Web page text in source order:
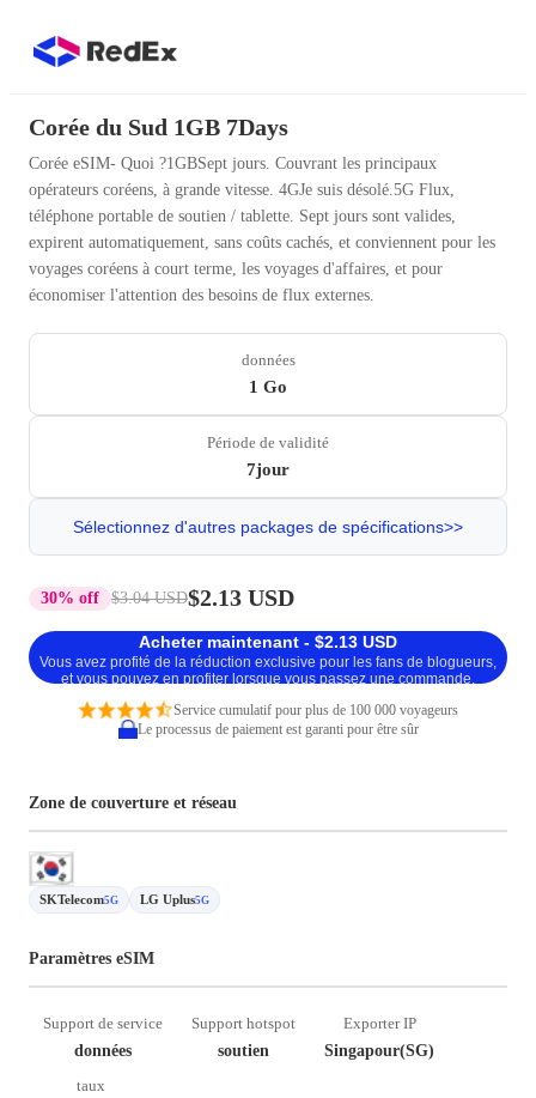
Corée du Sud 1GB 7Days
Corée eSIM- Quoi ?1GBSept jours. Couvrant les principaux
opérateurs coréens, à grande vitesse. 4GJe suis désolé.5G Flux,
téléphone portable de soutien / tablette. Sept jours sont valides,
expirent automatiquement, sans coûts cachés, et conviennent pour les
voyages coréens à court terme, les voyages d'affaires, et pour
économiser l'attention des besoins de flux externes.
données
1 Go
Période de validité
7jour
Sélectionnez d'autres packages de spécifications>>
30% off $3.04 USD$2.13 USD
Acheter maintenant - $2.13 USD
Vous avez profité de la réduction exclusive pour les fans de blogueurs,
et vous pouvez en profiter lorsque vous passez une commande.
Service cumulatif pour plus de 100 000 voyageurs
Le processus de paiement est garanti pour être sûr
Zone de couverture et réseau
SKTelecom5G LG Uplus5G
Paramètres eSIM
Support de service
données
Support hotspot
soutien
Exporter IP
Singapour(SG)
taux